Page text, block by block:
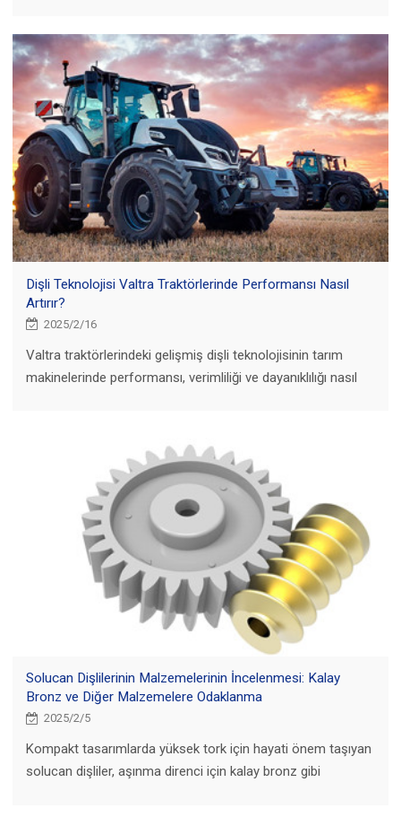
Dişli Teknolojisi Valtra Traktörlerinde Performansı Nasıl
Artırır?
2025/2/16
Valtra traktörlerindeki gelişmiş dişli teknolojisinin tarım
makinelerinde performansı, verimliliği ve dayanıklılığı nasıl
Solucan Dişlilerinin Malzemelerinin İncelenmesi: Kalay
Bronz ve Diğer Malzemelere Odaklanma
2025/2/5
Kompakt tasarımlarda yüksek tork için hayati önem taşıyan
solucan dişliler, aşınma direnci için kalay bronz gibi